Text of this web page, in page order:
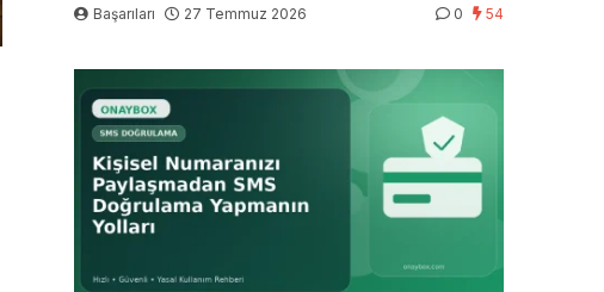
Başarıları 27 Temmuz 2026 0 54